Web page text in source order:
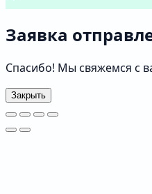
Заявка
Спасибо! Мы свяжемся с
Закрыть